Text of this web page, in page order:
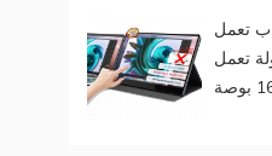
تعمل
تعمل
باللمس مقاس 16 بوصة